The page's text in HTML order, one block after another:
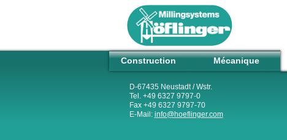
D-67435 Neustadt / Wstr.
Tel. +49 6327 9797-0
Fax +49 6327 9797-70
E-Mail: info@hoeflinger.com
Construction Mécanique